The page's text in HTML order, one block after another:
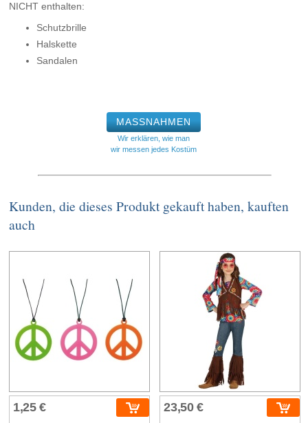
NICHT enthalten:
Schutzbrille
Halskette
Sandalen
MASSNAHMEN
Wir erklären, wie man
wir messen jedes Kostüm
Kunden, die dieses Produkt gekauft haben, kauften
auch
1,25 € 23,50 €